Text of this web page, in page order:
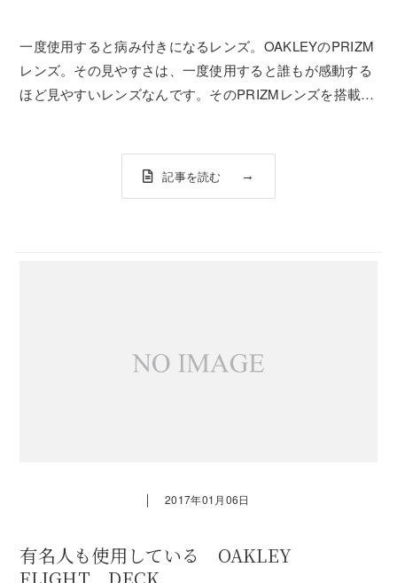
一度使用すると病み付きになるレンズ。OAKLEYのPRIZM
レンズ。その見やすさは、一度使用すると誰もが感動する
ほど見やすいレンズなんです。そのPRIZMレンズを搭載し
記事を読む
｜ 2017年01月06日
有名人も使用している OAKLEY